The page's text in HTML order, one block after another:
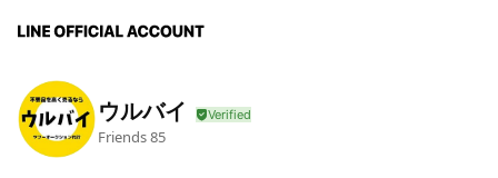
ウルバイ
Friends85